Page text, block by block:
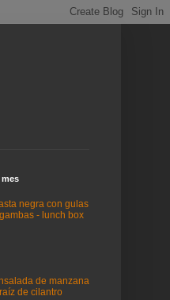
negra con gulas
- lunch box
de manzana
de cilantro